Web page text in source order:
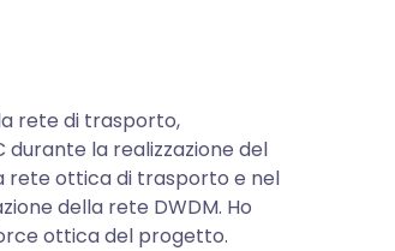
rete di trasporto,
durante la realizzazione del
rete ottica di trasporto e nel
della rete DWDM. Ho
ottica del progetto.